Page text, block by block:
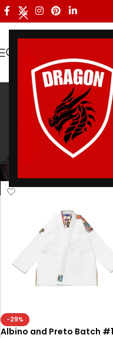
White
Products tagged
Showing 13–16 of 16 results
-29%
Albino and Preto Batch